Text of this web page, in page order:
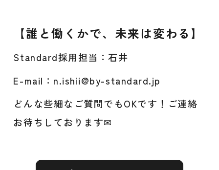
【誰と働くかで、未来は変わる】
Standard採用担当：石井
E-mail：n.ishii@by-standard.jp
どんな些細なご質問でもOKです！ご連絡
お待ちしております✉